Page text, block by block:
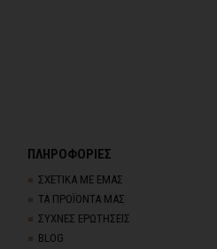
ΠΛΗΡΟΦΟΡΙΕΣ
ΣΧΕΤΙΚΑ ΜΕ ΕΜΑΣ
ΤΑ ΠΡΟΪΟΝΤΑ ΜΑΣ
ΣΥΧΝΕΣ ΕΡΩΤΗΣΕΙΣ
BLOG